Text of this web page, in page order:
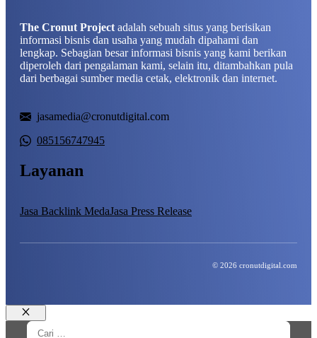
The Cronut Project adalah sebuah situs yang berisikan
informasi bisnis dan usaha yang mudah dipahami dan
lengkap. Sebagian besar informasi bisnis yang kami berikan
diperoleh dari pengalaman kami, selain itu, ditambahkan pula
dari berbagai sumber media cetak, elektronik dan internet.
jasamedia@cronutdigital.com
085156747945
Layanan
Jasa Backlink MedaJasa Press Release
© 2026 cronutdigital.com
Close
Cari